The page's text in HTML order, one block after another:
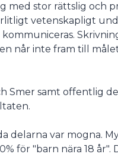
med stor rättslig och
vetenskapligt
når inte fram till
Smer samt offentlig
delarna var mogna.
för "barn nära 18 år".